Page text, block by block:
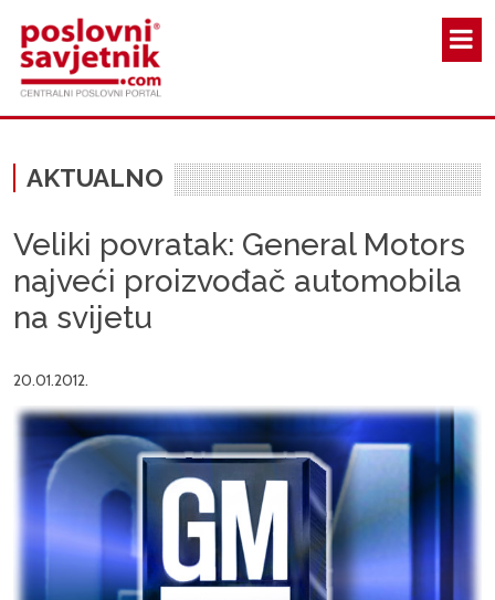
AKTUALNO
Veliki povratak: General Motors
najveći proizvođač automobila
na svijetu
20.01.2012.